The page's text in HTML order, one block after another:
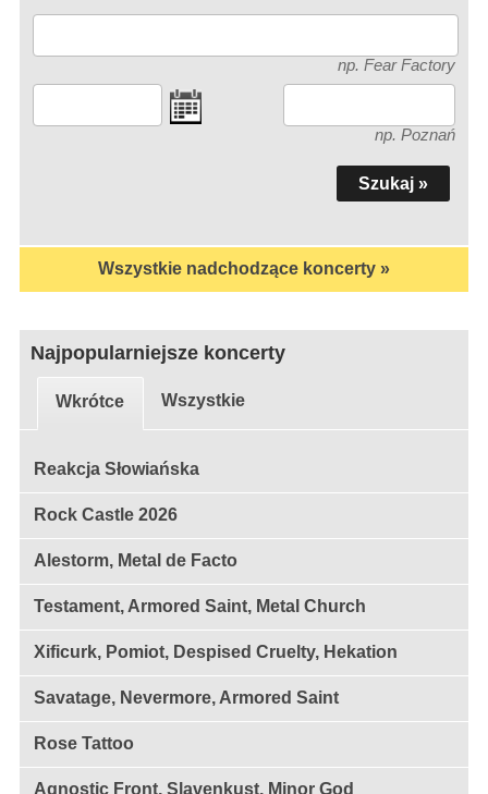
np. Fear Factory
np. Poznań
Wszystkie nadchodzące koncerty »
Najpopularniejsze koncerty
Wkrótce Wszystkie
Reakcja Słowiańska
Rock Castle 2026
Alestorm, Metal de Facto
Testament, Armored Saint, Metal Church
Xificurk, Pomiot, Despised Cruelty, Hekation
Savatage, Nevermore, Armored Saint
Rose Tattoo
Agnostic Front, Slavenkust, Minor God